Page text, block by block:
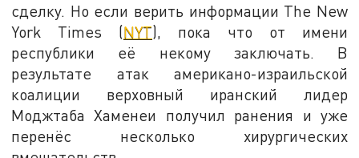
сделку. Но если верить информации The New
York Times (NYT), пока что от имени
республики её некому заключать. В
результате атак американо-израильской
коалиции верховный иранский лидер
Моджтаба Хаменеи получил ранения и уже
перенёс несколько хирургических